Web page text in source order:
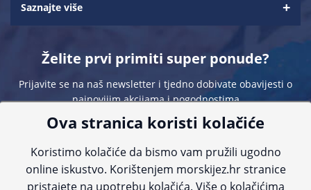
Saznajte više
Želite prvi primiti super ponude?
Prijavite se na naš newsletter i tjedno dobivate obavijesti o
najnovijim akcijama i pogodnostima
Ova stranica koristi kolačiće
Koristimo kolačiće da bismo vam pružili ugodno
online iskustvo. Korištenjem morskijez.hr stranice
pristajete na upotrebu kolačića. Više o kolačićima